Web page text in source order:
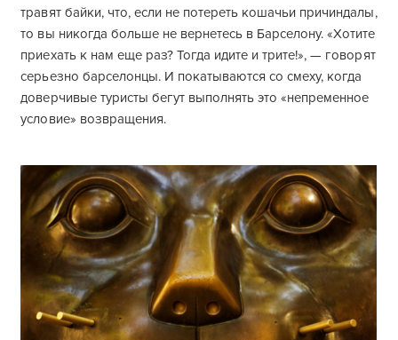
травят байки, что, если не потереть кошачьи причиндалы,
то вы никогда больше не вернетесь в Барселону. «Хотите
приехать к нам еще раз? Тогда идите и трите!», — говорят
серьезно барселонцы. И покатываются со смеху, когда
доверчивые туристы бегут выполнять это «непременное
условие» возвращения.